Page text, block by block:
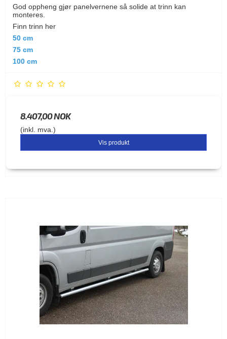
God oppheng gjør panelvernene så solide at trinn kan
monteres.
Finn trinn her
50 cm
75 cm
100 cm
8.407,00 NOK
(inkl. mva.)
Vis produkt